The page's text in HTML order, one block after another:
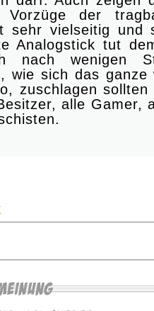
der
sehr vielseitig und
Analogstick tut
nach wenigen
wie sich das
zuschlagen
alle Gamer,